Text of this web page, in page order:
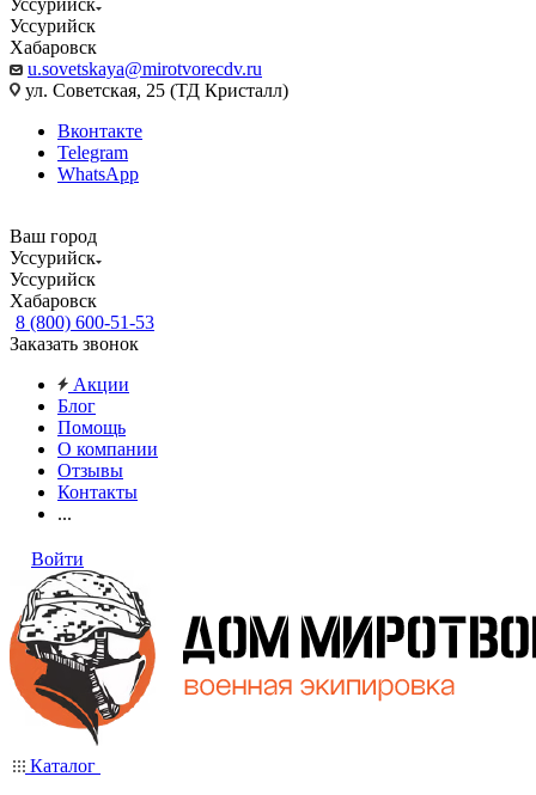
Уссурийск
Уссурийск
Хабаровск
u.sovetskaya@mirotvorecdv.ru
ул. Советская, 25 (ТД Кристалл)
Вконтакте
Telegram
WhatsApp
Ваш город
Уссурийск
Уссурийск
Хабаровск
8 (800) 600-51-53
Заказать звонок
Акции
Блог
Помощь
О компании
Отзывы
Контакты
...
Войти
Каталог